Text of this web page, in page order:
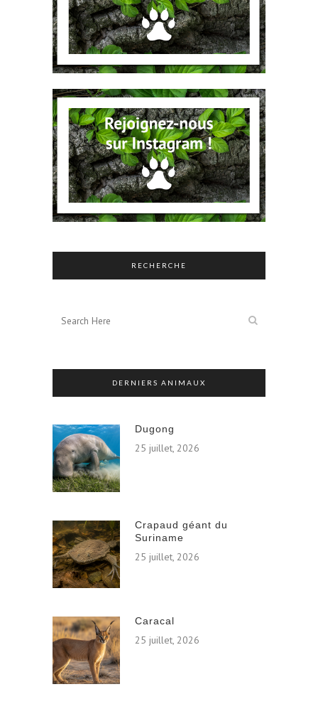
RECHERCHE
DERNIERS ANIMAUX
Dugong
25 juillet, 2026
Crapaud géant du
Suriname
25 juillet, 2026
Caracal
25 juillet, 2026